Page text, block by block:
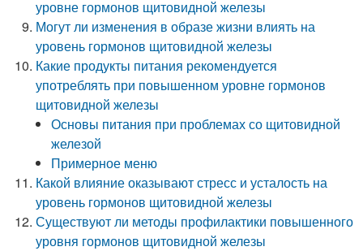
уровне гормонов щитовидной железы
Могут ли изменения в образе жизни влиять на
уровень гормонов щитовидной железы
Какие продукты питания рекомендуется
употреблять при повышенном уровне гормонов
щитовидной железы
Основы питания при проблемах со щитовидной
железой
Примерное меню
Какой влияние оказывают стресс и усталость на
уровень гормонов щитовидной железы
Существуют ли методы профилактики повышенного
уровня гормонов щитовидной железы